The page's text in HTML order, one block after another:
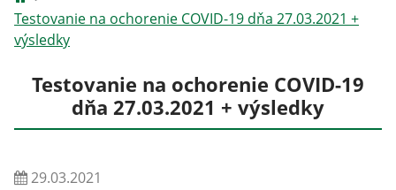
Testovanie na ochorenie COVID-19 dňa 27.03.2021 +
výsledky
Testovanie na ochorenie COVID-19
dňa 27.03.2021 + výsledky
29.03.2021